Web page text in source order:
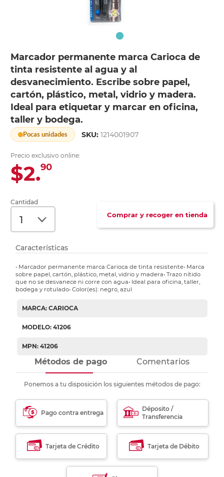
Marcador permanente marca Carioca de
tinta resistente al agua y al
desvanecimiento. Escribe sobre papel,
cartón, plástico, metal, vidrio y madera.
Ideal para etiquetar y marcar en oficina,
taller y bodega.
Pocas unidades SKU:1214001907
Precio exclusivo online:
$2.90
Cantidad
Comprar y recoger en tienda
Características
• Marcador permanente marca Carioca de tinta resistente• Marca
sobre papel, cartón, plástico, metal, vidrio y madera• Trazo nítido
que no se desvanece ni corre con agua• Ideal para oficina, taller,
bodega y rotulado• Color(es): negro, azul
MARCA: CARIOCA
MODELO: 41206
MPN: 41206
Métodos de pago Comentarios
Ponemos a tu disposición los siguientes métodos de pago:
Pago contra entrega
Déposito /
Transferencia
Tarjeta de Crédito Tarjeta de Débito